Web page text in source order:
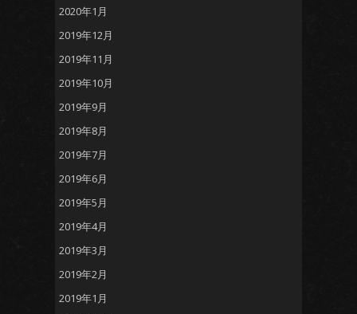
2020年1月
2019年12月
2019年11月
2019年10月
2019年9月
2019年8月
2019年7月
2019年6月
2019年5月
2019年4月
2019年3月
2019年2月
2019年1月